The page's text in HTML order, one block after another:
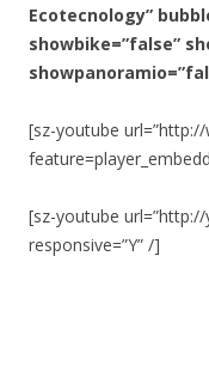
Ecotecnology”
showbike=”false”
[sz-youtube
[sz-youtube
responsive=”Y” /]